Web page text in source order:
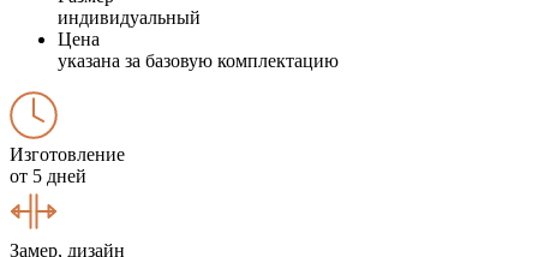
индивидуальный
Цена
указана за базовую комплектацию
Изготовление
от 5 дней
Замер, дизайн